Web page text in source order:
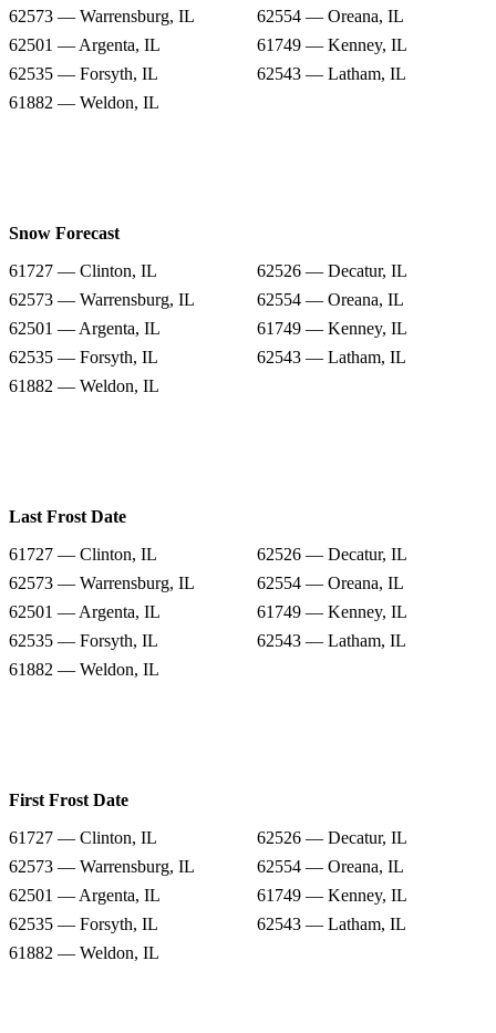
62573 — Warrensburg, IL
62554 — Oreana, IL
62501 — Argenta, IL
61749 — Kenney, IL
62535 — Forsyth, IL
62543 — Latham, IL
61882 — Weldon, IL
Snow Forecast
61727 — Clinton, IL
62526 — Decatur, IL
62573 — Warrensburg, IL
62554 — Oreana, IL
62501 — Argenta, IL
61749 — Kenney, IL
62535 — Forsyth, IL
62543 — Latham, IL
61882 — Weldon, IL
Last Frost Date
61727 — Clinton, IL
62526 — Decatur, IL
62573 — Warrensburg, IL
62554 — Oreana, IL
62501 — Argenta, IL
61749 — Kenney, IL
62535 — Forsyth, IL
62543 — Latham, IL
61882 — Weldon, IL
First Frost Date
61727 — Clinton, IL
62526 — Decatur, IL
62573 — Warrensburg, IL
62554 — Oreana, IL
62501 — Argenta, IL
61749 — Kenney, IL
62535 — Forsyth, IL
62543 — Latham, IL
61882 — Weldon, IL